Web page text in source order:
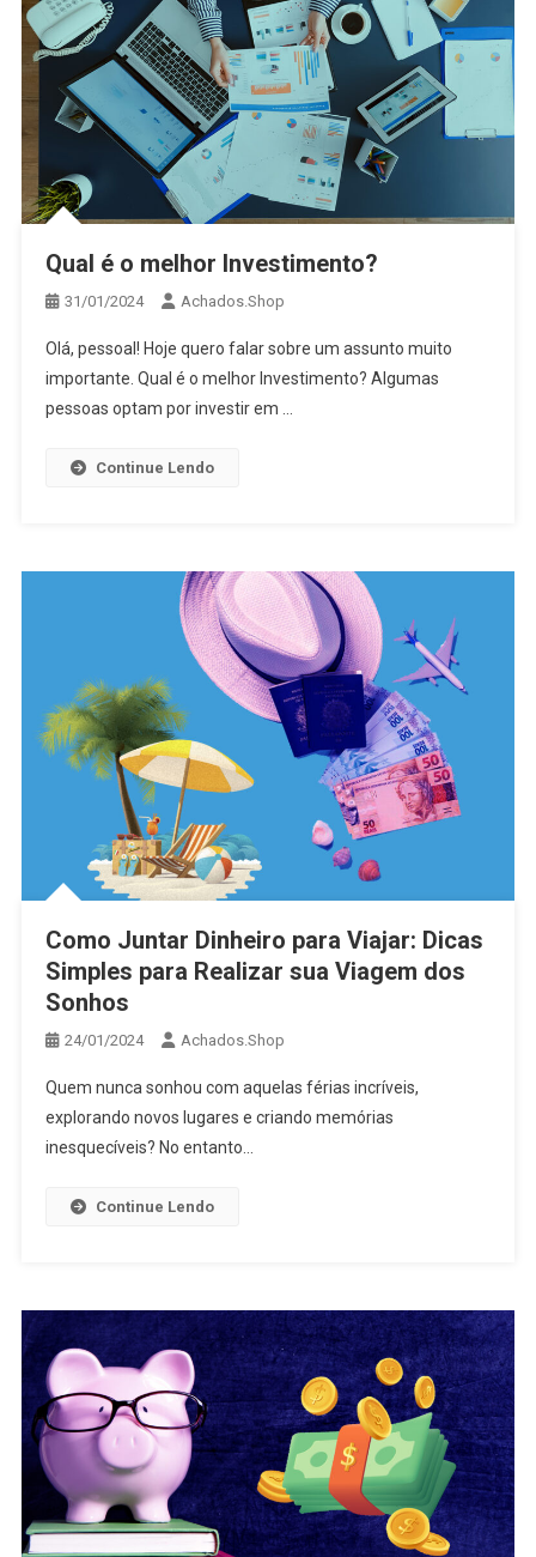
Qual é o melhor Investimento?
31/01/2024 Achados.Shop
Olá, pessoal! Hoje quero falar sobre um assunto muito
importante. Qual é o melhor Investimento? Algumas
pessoas optam por investir em …
Continue Lendo
Como Juntar Dinheiro para Viajar: Dicas
Simples para Realizar sua Viagem dos
Sonhos
24/01/2024 Achados.Shop
Quem nunca sonhou com aquelas férias incríveis,
explorando novos lugares e criando memórias
inesquecíveis? No entanto…
Continue Lendo